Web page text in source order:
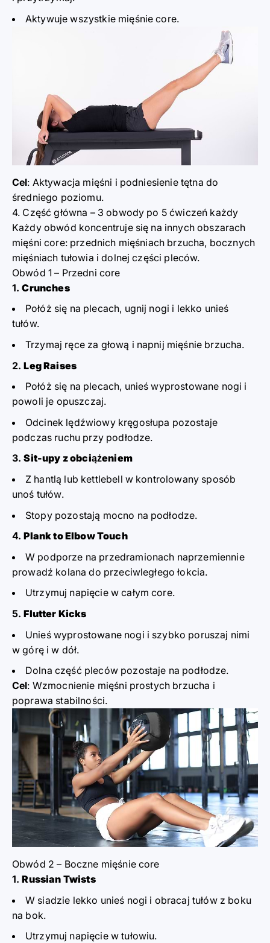
Aktywuje wszystkie mięśnie core.
Cel: Aktywacja mięśni i podniesienie tętna do
średniego poziomu.
4. Część główna – 3 obwody po 5 ćwiczeń każdy
Każdy obwód koncentruje się na innych obszarach
mięśni core: przednich mięśniach brzucha, bocznych
mięśniach tułowia i dolnej części pleców.
Obwód 1 – Przedni core
Crunches
Połóż się na plecach, ugnij nogi i lekko unieś
tułów.
Trzymaj ręce za głową i napnij mięśnie brzucha.
Leg Raises
Połóż się na plecach, unieś wyprostowane nogi i
powoli je opuszczaj.
Odcinek lędźwiowy kręgosłupa pozostaje
podczas ruchu przy podłodze.
Sit-upy z obciążeniem
Z hantlą lub kettlebell w kontrolowany sposób
unoś tułów.
Stopy pozostają mocno na podłodze.
Plank to Elbow Touch
W podporze na przedramionach naprzemiennie
prowadź kolana do przeciwległego łokcia.
Utrzymuj napięcie w całym core.
Flutter Kicks
Unieś wyprostowane nogi i szybko poruszaj nimi
w górę i w dół.
Dolna część pleców pozostaje na podłodze.
Cel: Wzmocnienie mięśni prostych brzucha i
poprawa stabilności.
Obwód 2 – Boczne mięśnie core
Russian Twists
W siadzie lekko unieś nogi i obracaj tułów z boku
na bok.
Utrzymuj napięcie w tułowiu.